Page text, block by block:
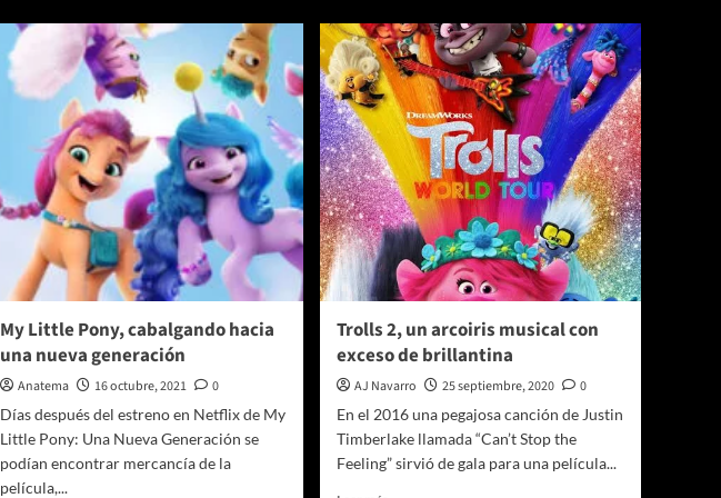
Belinda
une
Cher
en
la
nueva
versión
latina
de
‘DJ
Play
Song’
Azules
y
una
fiesta
musical
como
pocas
en
el
Auditorio
Nacional
My Little Pony, cabalgando hacia
una nueva generación
Anatema 16 octubre, 2021
0
Días después del estreno en Netflix de My
Little Pony: Una Nueva Generación se
podían encontrar mercancía de la
película,...
Trolls 2, un arcoiris musical con
exceso de brillantina
AJ Navarro 25 septiembre, 2020
0
En el 2016 una pegajosa canción de Justin
Timberlake llamada “Can’t Stop the
Feeling” sirvió de gala para una película...